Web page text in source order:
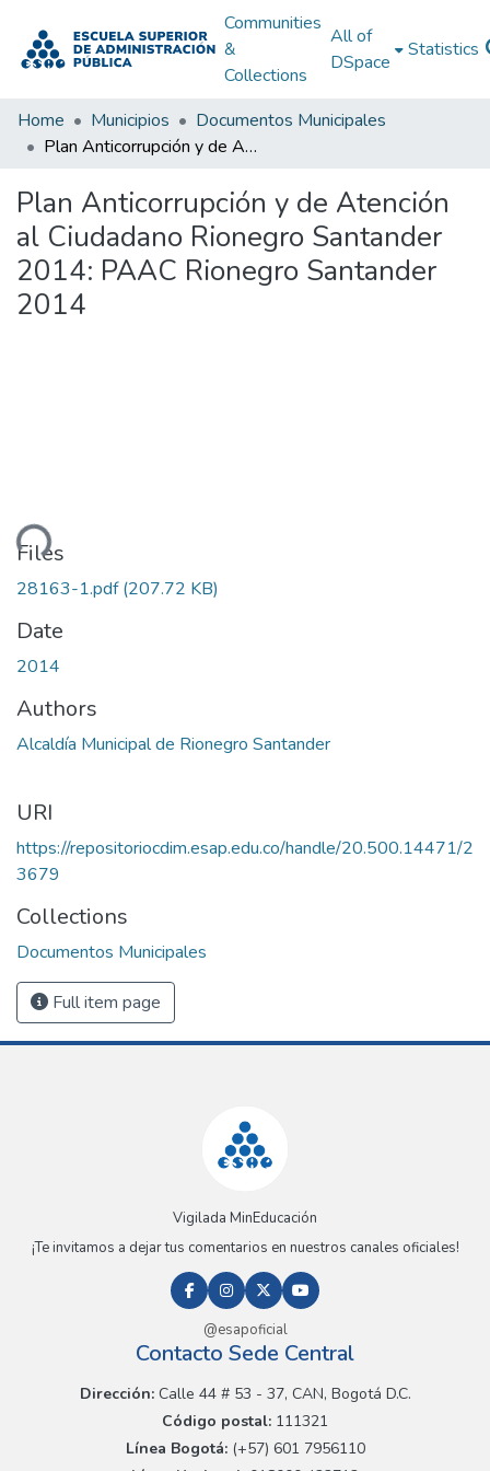
Communities
&
Collections
All of
DSpace
Statistics
Home Municipios
Documentos Municipales
Plan Anticorrupción y de Atención al Ciudadano Rionegro Santander 2014: PAAC Rionegro Santander 2014
Plan Anticorrupción y de Atención
al Ciudadano Rionegro Santander
2014: PAAC Rionegro Santander
2014
Files
28163-1.pdf(207.72 KB)
Date
2014
Authors
Alcaldía Municipal de Rionegro Santander
URI
https://repositoriocdim.esap.edu.co/handle/20.500.14471/2
3679
Collections
Documentos Municipales
Full item page
Vigilada MinEducación
¡Te invitamos a dejar tus comentarios en nuestros canales oficiales!
@esapoficial
Contacto Sede Central
Dirección:Calle 44 # 53 - 37, CAN, Bogotá D.C.
Código postal: 111321
Línea Bogotá:(+57) 601 7956110